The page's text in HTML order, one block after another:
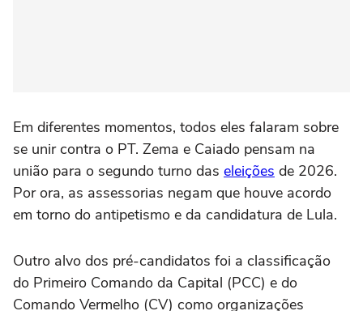
Em diferentes momentos, todos eles falaram sobre
se unir contra o PT. Zema e Caiado pensam na
união para o segundo turno das eleições de 2026.
Por ora, as assessorias negam que houve acordo
em torno do antipetismo e da candidatura de Lula.
Outro alvo dos pré-candidatos foi a classificação
do Primeiro Comando da Capital (PCC) e do
Comando Vermelho (CV) como organizações